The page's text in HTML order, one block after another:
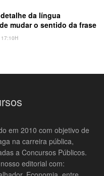
da língua
mudar o sentido da frase
em 2010 com objetivo de
na carreira pública,
a Concursos Públicos.
editorial com: